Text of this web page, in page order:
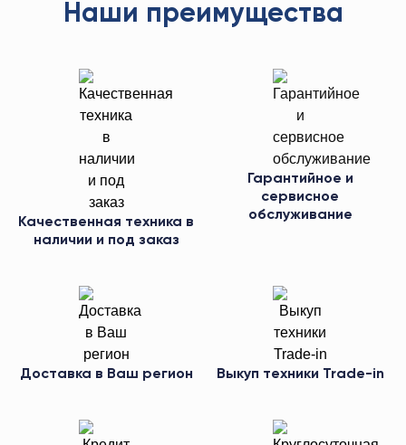
Наши преимущества
Качественная техника в
наличии и под заказ
Гарантийное и
сервисное
обслуживание
Доставка в Ваш регион Выкуп техники Trade-in